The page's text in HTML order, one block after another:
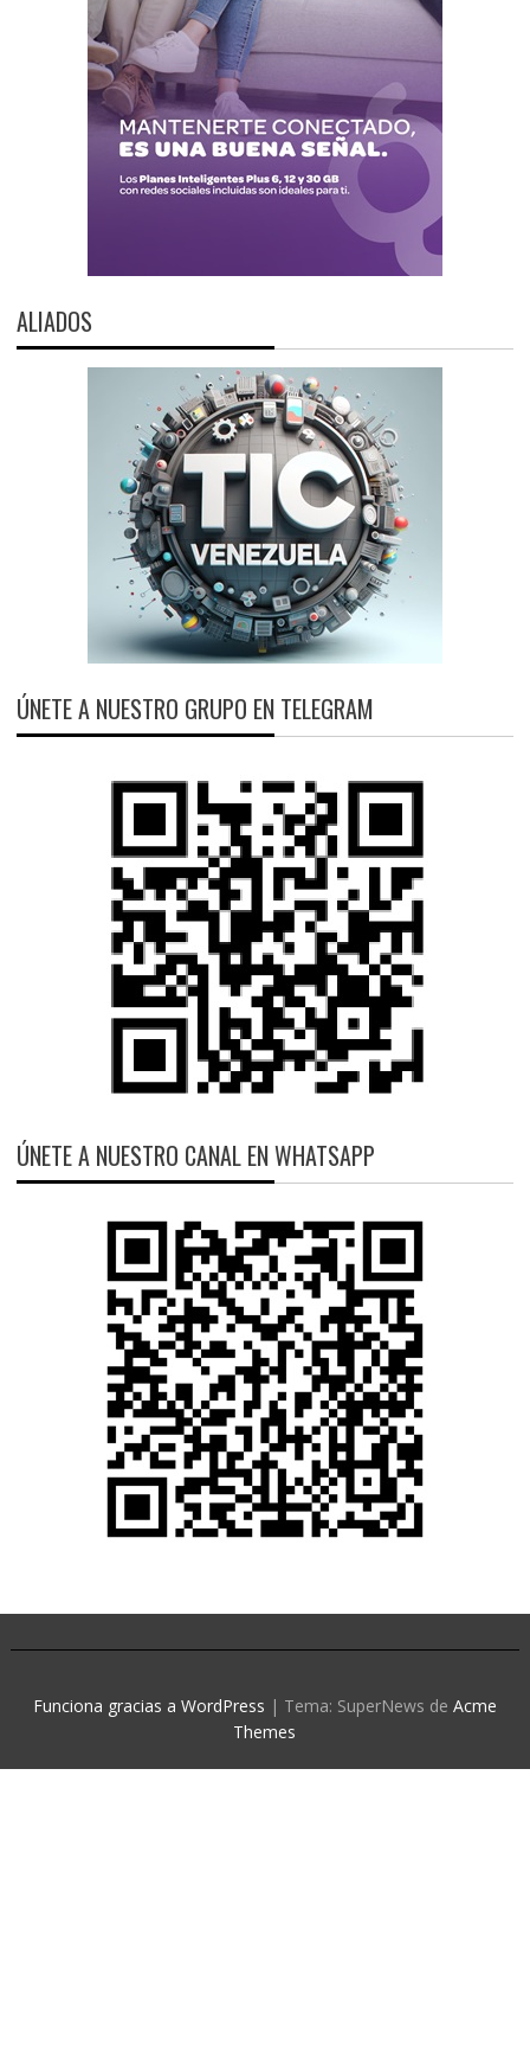
ALIADOS
ÚNETE A NUESTRO GRUPO EN TELEGRAM
ÚNETE A NUESTRO CANAL EN WHATSAPP
Funciona gracias a WordPress | Tema: SuperNews de Acme
Themes